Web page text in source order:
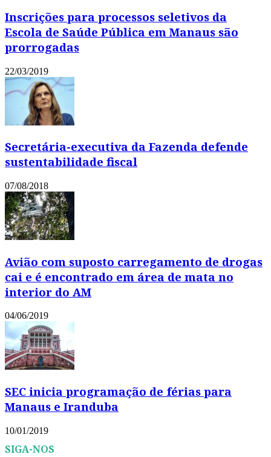
Inscrições para processos seletivos da
Escola de Saúde Pública em Manaus são
prorrogadas
22/03/2019
Secretária-executiva da Fazenda defende
sustentabilidade fiscal
07/08/2018
Avião com suposto carregamento de drogas
cai e é encontrado em área de mata no
interior do AM
04/06/2019
SEC inicia programação de férias para
Manaus e Iranduba
10/01/2019
SIGA-NOS